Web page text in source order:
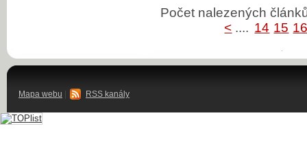
Počet nalezených
< .... 14 15
Mapa webu RSS kanály